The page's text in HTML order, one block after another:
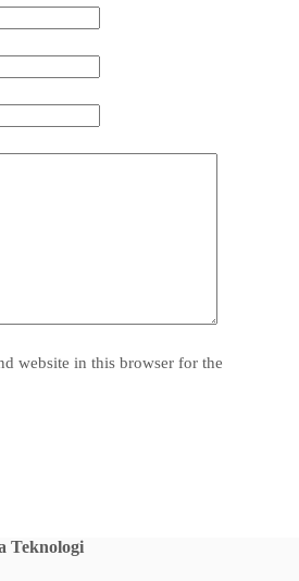
website in this browser for the
Teknologi